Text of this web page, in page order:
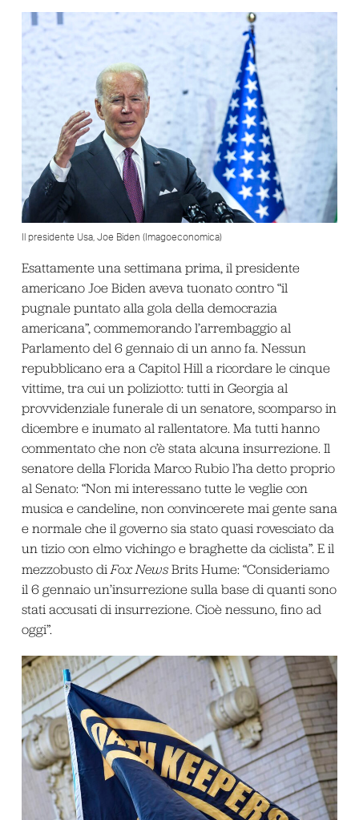
Il presidente Usa, Joe Biden (Imagoeconomica)
Esattamente una settimana prima, il presidente
americano Joe Biden aveva tuonato contro “il
pugnale puntato alla gola della democrazia
americana”, commemorando l’arrembaggio al
Parlamento del 6 gennaio di un anno fa. Nessun
repubblicano era a Capitol Hill a ricordare le cinque
vittime, tra cui un poliziotto: tutti in Georgia al
provvidenziale funerale di un senatore, scomparso in
dicembre e inumato al rallentatore. Ma tutti hanno
commentato che non c’è stata alcuna insurrezione. Il
senatore della Florida Marco Rubio l’ha detto proprio
al Senato: “Non mi interessano tutte le veglie con
musica e candeline, non convincerete mai gente sana
e normale che il governo sia stato quasi rovesciato da
un tizio con elmo vichingo e braghette da ciclista”. E il
mezzobusto di Fox NewsBrits Hume: “Consideriamo
il 6 gennaio un’insurrezione sulla base di quanti sono
stati accusati di insurrezione. Cioè nessuno, fino ad
oggi”.